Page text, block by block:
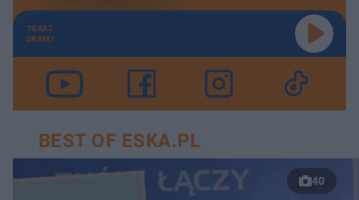
TERAZ
GRAMY
BEST OF ESKA.PL
40